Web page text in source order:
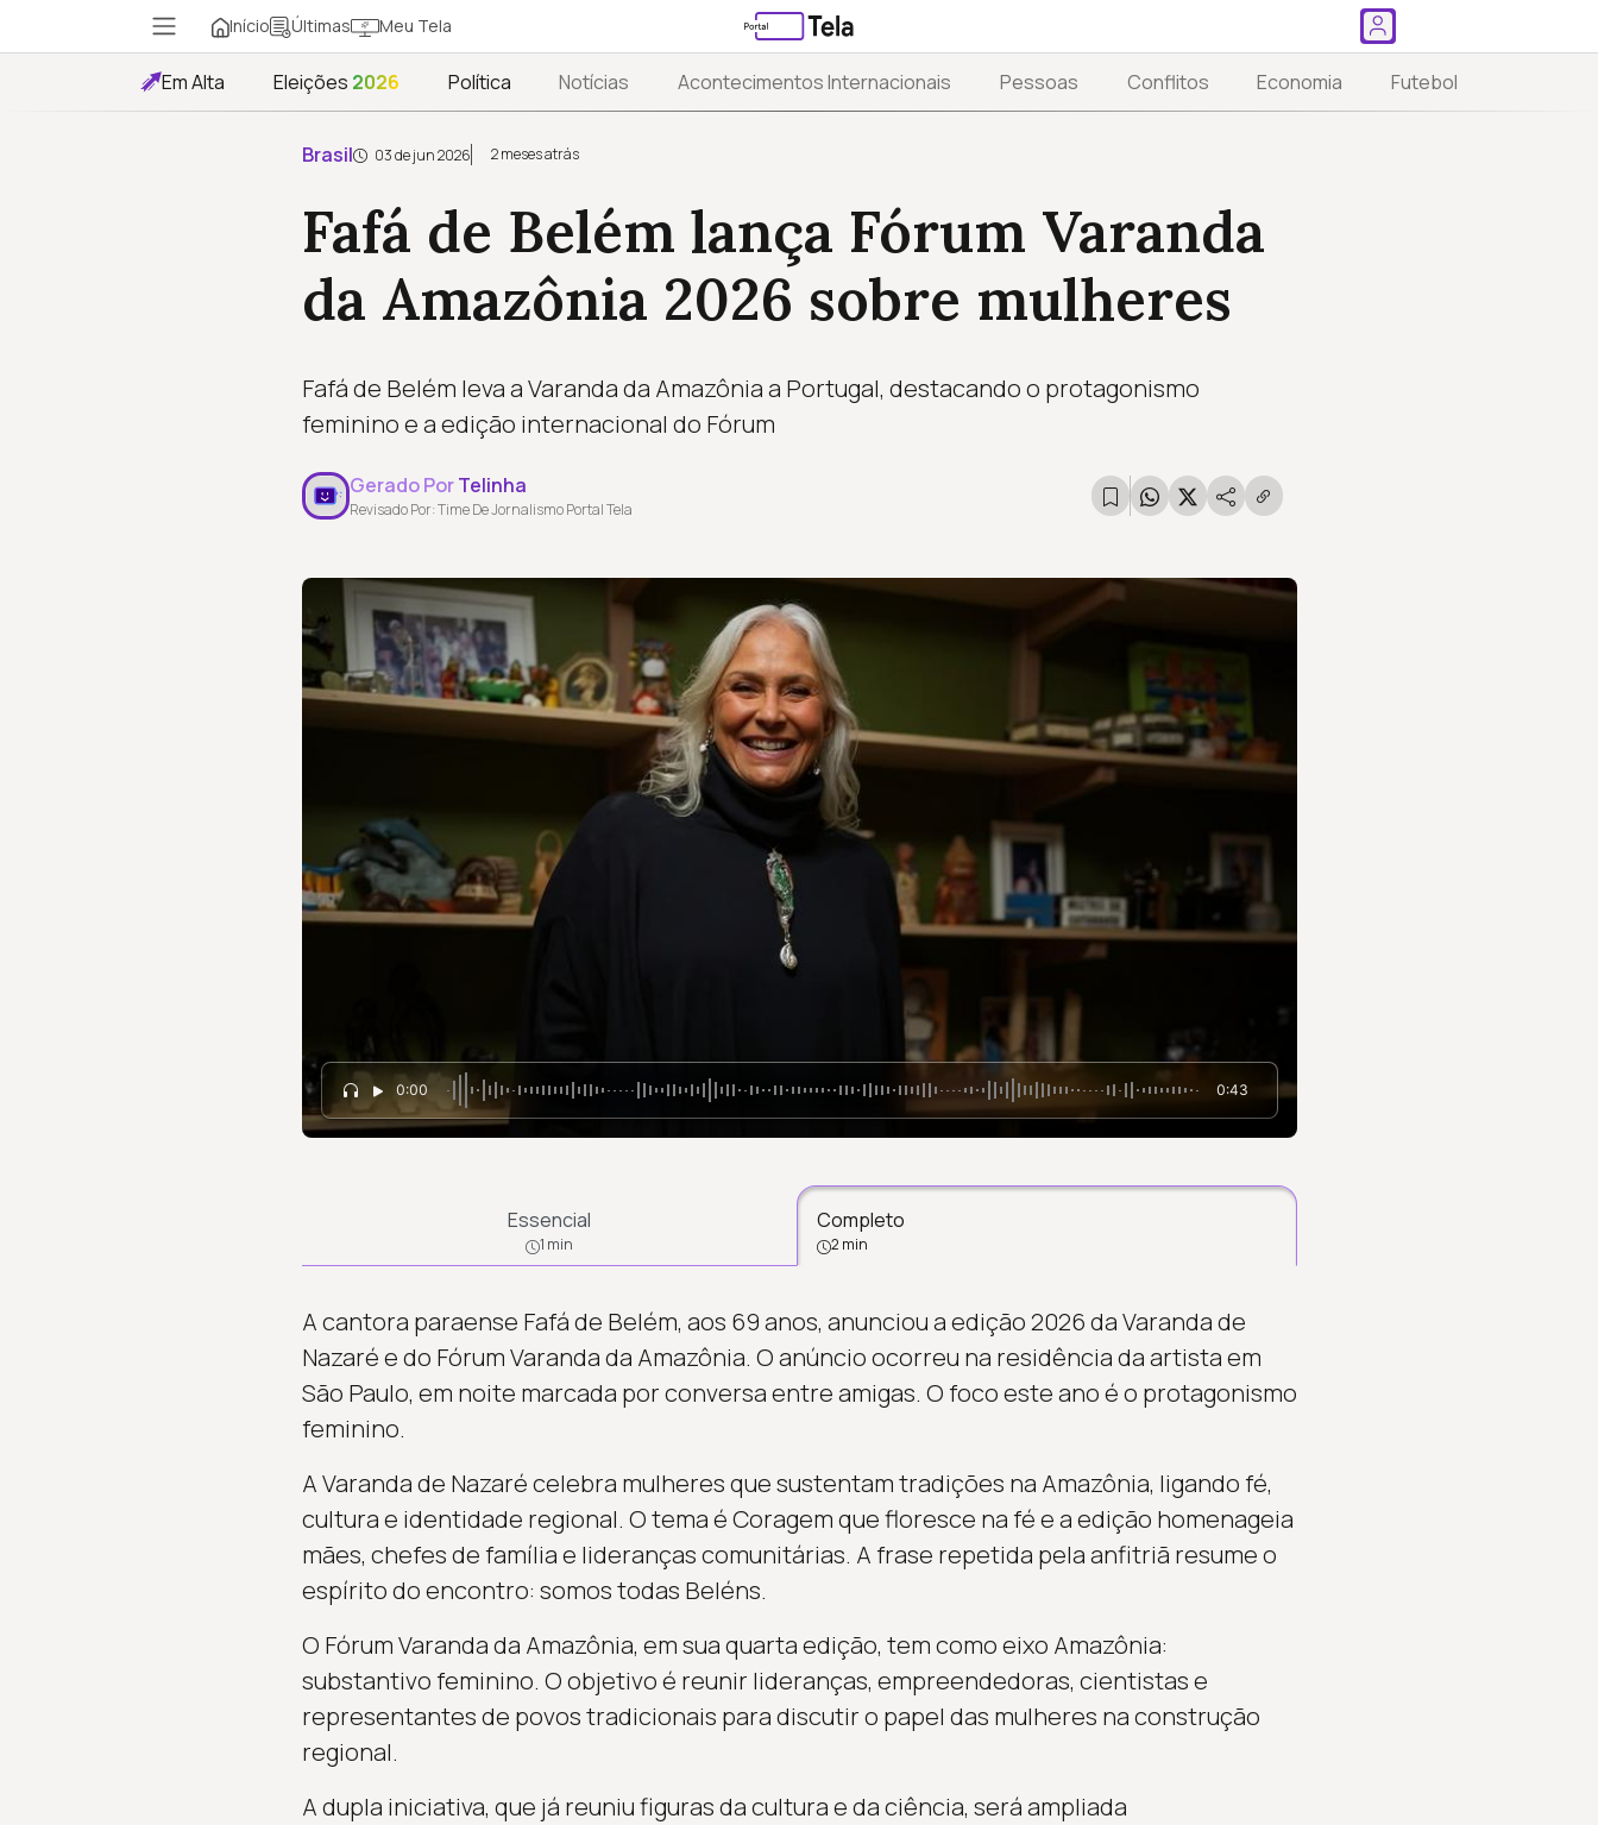
Início Últimas Meu Tela
Em Alta Eleições 2026 Política Notícias Acontecimentos Internacionais Pessoas Conflitos Economia Futebol
Brasil 03 de jun 2026 2 meses atrás
Fafá de Belém lança Fórum Varanda
da Amazônia 2026 sobre mulheres
Fafá de Belém leva a Varanda da Amazônia a Portugal, destacando o protagonismo
feminino e a edição internacional do Fórum
Gerado PorTelinha
Revisado Por: Time De Jornalismo Portal Tela
0:00 0:43
Essencial
1 min
Completo
2 min
A cantora paraense Fafá de Belém, aos 69 anos, anunciou a edição 2026 da Varanda de
Nazaré e do Fórum Varanda da Amazônia. O anúncio ocorreu na residência da artista em
São Paulo, em noite marcada por conversa entre amigas. O foco este ano é o protagonismo
feminino.
A Varanda de Nazaré celebra mulheres que sustentam tradições na Amazônia, ligando fé,
cultura e identidade regional. O tema é Coragem que floresce na fé e a edição homenageia
mães, chefes de família e lideranças comunitárias. A frase repetida pela anfitriã resume o
espírito do encontro: somos todas Beléns.
O Fórum Varanda da Amazônia, em sua quarta edição, tem como eixo Amazônia:
substantivo feminino. O objetivo é reunir lideranças, empreendedoras, cientistas e
representantes de povos tradicionais para discutir o papel das mulheres na construção
regional.
A dupla iniciativa, que já reuniu figuras da cultura e da ciência, será ampliada